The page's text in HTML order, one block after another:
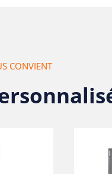
CONVIENT